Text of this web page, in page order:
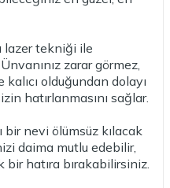
lazer tekniği ile
zarar görmez,
olduğundan dolayı
hatırlanmasını sağlar.
nevi ölümsüz kılacak
daima mutlu edebilir,
hatıra bırakabilirsiniz.